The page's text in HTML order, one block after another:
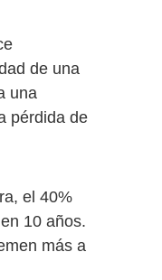
de una
una
pérdida de
el 40%
10 años.
más a